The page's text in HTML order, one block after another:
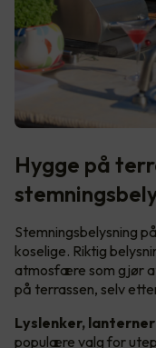
Hygge på
Stemningsbelysning
koselige. Riktig
atmosfære som gjør
på terrassen, selv
Lyslenker, lanterner
populære valg for